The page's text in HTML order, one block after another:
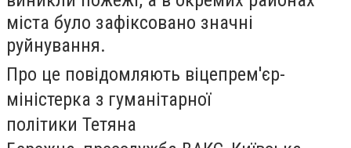
міста було зафіксовано значні
руйнування.
Про це повідомляють віцепрем'єр-
міністерка з гуманітарної
політики Тетяна